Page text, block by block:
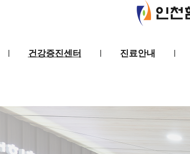
건강증진센터 진료안내